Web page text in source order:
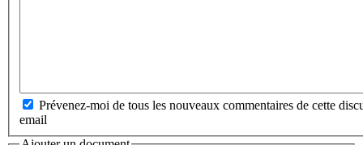
Prévenez-moi de tous les nouveaux commentaires de cette
email